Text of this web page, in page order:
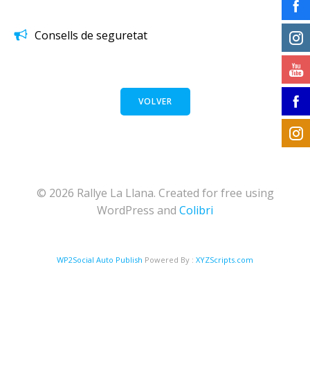
Consells de seguretat
VOLVER
© 2026 Rallye La Llana. Created for free using
WordPress and Colibri
WP2Social Auto Publish Powered By : XYZScripts.com